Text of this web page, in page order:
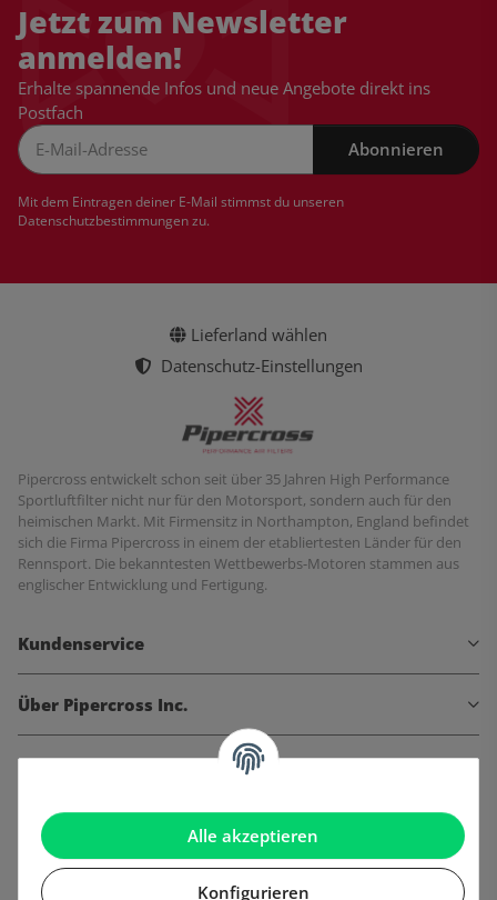
Alle akzeptieren
Konfigurieren
Jetzt zum Newsletter
anmelden!
Erhalte spannende Infos und neue Angebote direkt ins
Postfach
Abonnieren
Mit dem Eintragen deiner E-Mail stimmst du unseren
Datenschutzbestimmungenzu.
Lieferland wählen
Datenschutz-Einstellungen
Pipercross entwickelt schon seit über 35 Jahren High Performance
Sportluftfilter nicht nur für den Motorsport, sondern auch für den
heimischen Markt. Mit Firmensitz in Northampton, England befindet
sich die Firma Pipercross in einem der etabliertesten Länder für den
Rennsport. Die bekanntesten Wettbewerbs-Motoren stammen aus
englischer Entwicklung und Fertigung.
Kundenservice
Über Pipercross Inc.
Informationen
Gesetzliche Informationen